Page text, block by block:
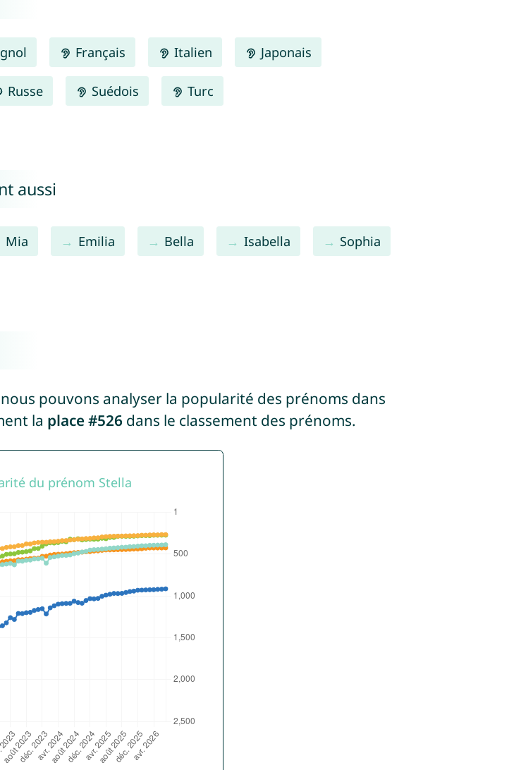
Français Italien Japonais
Russe Suédois Turc
aussi
Mia Emilia Bella Isabella Sophia
pouvons analyser la popularité des prénoms dans
la place #526 dans le classement des prénoms.